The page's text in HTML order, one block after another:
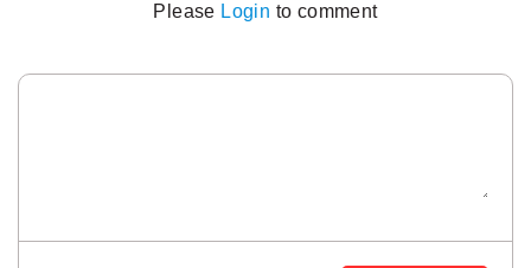
Please Login to comment